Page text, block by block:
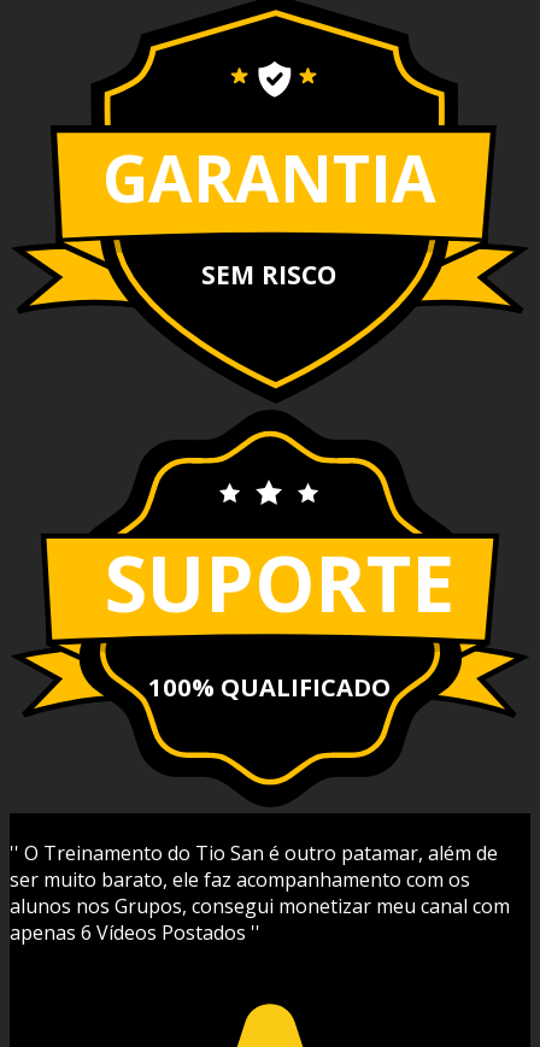
GARANTIA
SEM RISCO
SUPORTE
100% QUALIFICADO
'' O Treinamento do Tio San é outro patamar, além de
ser muito barato, ele faz acompanhamento com os
alunos nos Grupos, consegui monetizar meu canal com
apenas 6 Vídeos Postados ''